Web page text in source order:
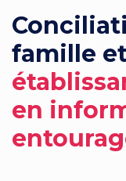
famille
en